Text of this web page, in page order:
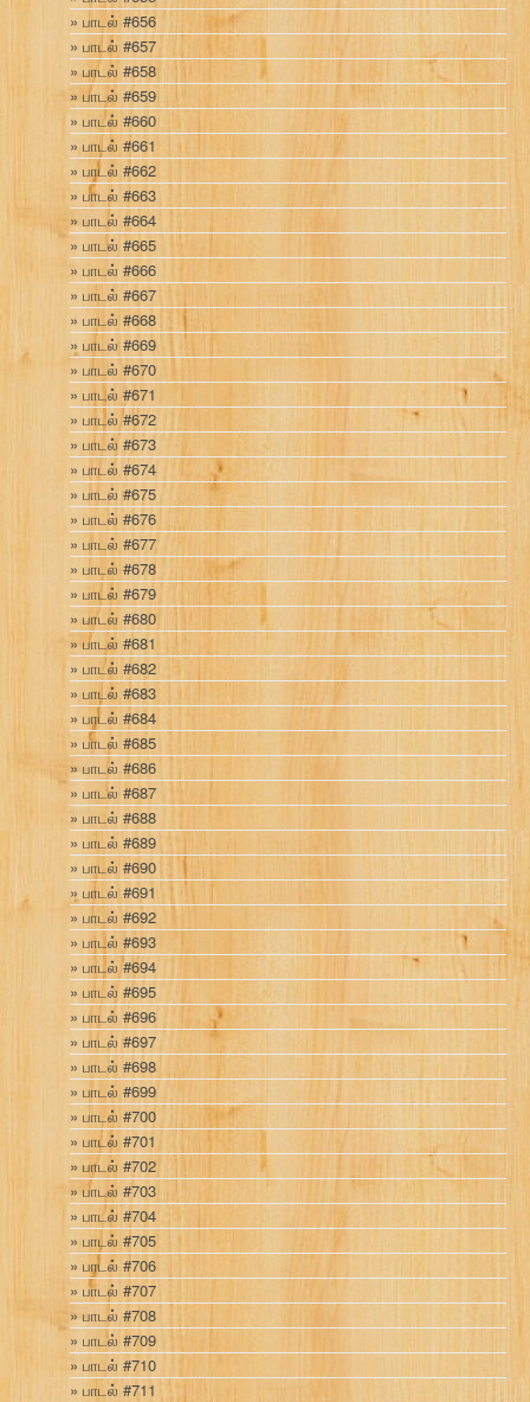
பாடல் #656
பாடல் #657
பாடல் #658
பாடல் #659
பாடல் #660
பாடல் #661
பாடல் #662
பாடல் #663
பாடல் #664
பாடல் #665
பாடல் #666
பாடல் #667
பாடல் #668
பாடல் #669
பாடல் #670
பாடல் #671
பாடல் #672
பாடல் #673
பாடல் #674
பாடல் #675
பாடல் #676
பாடல் #677
பாடல் #678
பாடல் #679
பாடல் #680
பாடல் #681
பாடல் #682
பாடல் #683
பாடல் #684
பாடல் #685
பாடல் #686
பாடல் #687
பாடல் #688
பாடல் #689
பாடல் #690
பாடல் #691
பாடல் #692
பாடல் #693
பாடல் #694
பாடல் #695
பாடல் #696
பாடல் #697
பாடல் #698
பாடல் #699
பாடல் #700
பாடல் #701
பாடல் #702
பாடல் #703
பாடல் #704
பாடல் #705
பாடல் #706
பாடல் #707
பாடல் #708
பாடல் #709
பாடல் #710
பாடல் #711